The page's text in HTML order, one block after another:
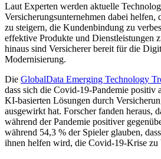
Laut Experten werden aktuelle
Versicherungsunternehmen dabei
zu steigern, die Kundenbindung zu
effektive Produkte und Dienstleistungen
hinaus sind Versicherer bereit für die
Modernisierung.
Die GlobalData Emerging Technology
dass sich die Covid-19-Pandemie positiv
KI-basierten Lösungen durch
ausgewirkt hat. Forscher fanden heraus,
während der Pandemie positiver
während 54,3 % der Spieler glauben,
ihnen helfen wird, die Covid-19-Krise zu